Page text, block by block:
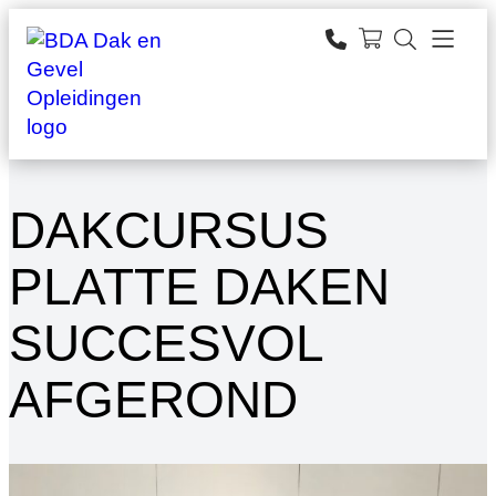
Ga
naar
de
inhoud
DAKCURSUS
PLATTE DAKEN
SUCCESVOL
AFGEROND